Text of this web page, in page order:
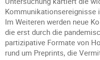
Kommunikationsereignisse
Im Weiteren werden neue
die erst durch die
partizipative Formate von
rund um Preprints, die